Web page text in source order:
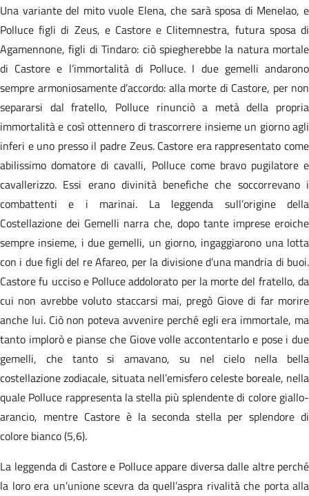
Una variante del mito vuole Elena, che sarà sposa di Menelao, e
Polluce figli di Zeus, e Castore e Clitemnestra, futura sposa di
Agamennone, figli di Tindaro: ciò spiegherebbe la natura mortale
di Castore e l’immortalità di Polluce. I due gemelli andarono
sempre armoniosamente d’accordo: alla morte di Castore, per non
separarsi dal fratello, Polluce rinunciò a metà della propria
immortalità e così ottennero di trascorrere insieme un giorno agli
inferi e uno presso il padre Zeus. Castore era rappresentato come
abilissimo domatore di cavalli, Polluce come bravo pugilatore e
cavallerizzo. Essi erano divinità benefiche che soccorrevano i
combattenti e i marinai. La leggenda sull’origine della
Costellazione dei Gemelli narra che, dopo tante imprese eroiche
sempre insieme, i due gemelli, un giorno, ingaggiarono una lotta
con i due figli del re Afareo, per la divisione d’una mandria di buoi.
Castore fu ucciso e Polluce addolorato per la morte del fratello, da
cui non avrebbe voluto staccarsi mai, pregò Giove di far morire
anche lui. Ciò non poteva avvenire perché egli era immortale, ma
tanto implorò e pianse che Giove volle accontentarlo e pose i due
gemelli, che tanto si amavano, su nel cielo nella bella
costellazione zodiacale, situata nell’emisfero celeste boreale, nella
quale Polluce rappresenta la stella più splendente di colore giallo-
arancio, mentre Castore è la seconda stella per splendore di
colore bianco (5,6).
La leggenda di Castore e Polluce appare diversa dalle altre perché
la loro era un’unione scevra da quell’aspra rivalità che porta alla